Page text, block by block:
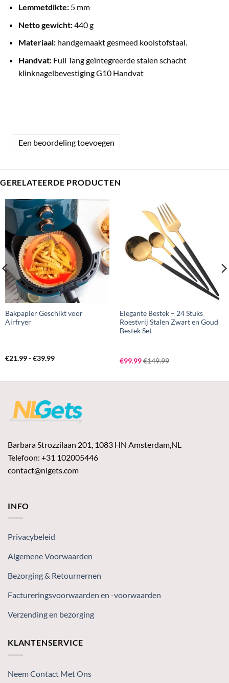
Lemmetdikte:5 mm
Netto gewicht:440 g
Materiaal:handgemaakt gesmeed koolstofstaal.
Handvat:Full Tang geïntegreerde stalen schacht
klinknagelbevestiging G10 Handvat
Een beoordeling toevoegen
GERELATEERDE PRODUCTEN
Bakpapier Geschikt voor
Airfryer
€21.99 - €39.99Prijsklasse:
Elegante Bestek – 24 Stuks
Roestvrij Stalen Zwart en Goud
Bestek Set
€99.99€149.99
Barbara Strozzilaan 201, 1083 HN Amsterdam,NL
Telefoon: +31 102005446
contact@nlgets.com
INFO
Privacybeleid
Algemene Voorwaarden
Bezorging & Retournernen
Factureringsvoorwaarden en -voorwaarden
Verzending en bezorging
KLANTENSERVICE
Neem Contact Met Ons